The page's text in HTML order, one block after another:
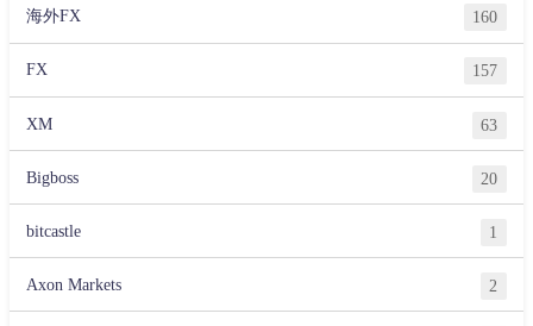
海外FX 160
FX 157
XM 63
Bigboss 20
bitcastle 1
Axon Markets 2